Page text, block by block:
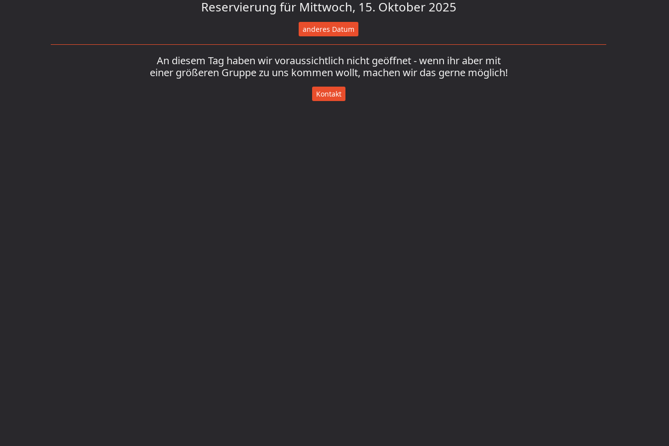
Reservierung für Mittwoch, 15. Oktober 2025
anderes Datum
An diesem Tag haben wir voraussichtlich nicht geöffnet - wenn ihr aber mit
einer größeren Gruppe zu uns kommen wollt, machen wir das gerne möglich!
Kontakt